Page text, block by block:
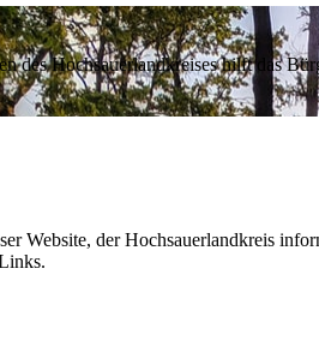
des Hochsauerlandkreises hilft das
Website, der Hochsauerlandkreis